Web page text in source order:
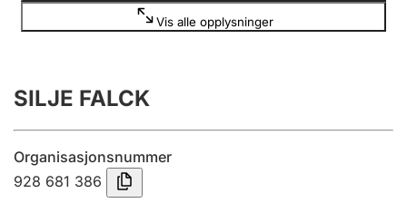
Årsrekneskap
Innsending og forseinkingsgebyr
Vis alle opplysninger
SILJE FALCK
Organisasjonsnummer
928 681 386